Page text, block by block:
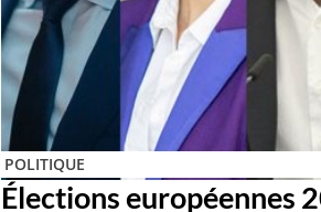
POLITIQUE
Élections européennes